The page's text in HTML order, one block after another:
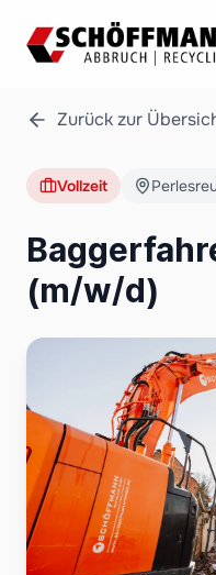
Zurück zur
Vollzeit
(m/w/d)